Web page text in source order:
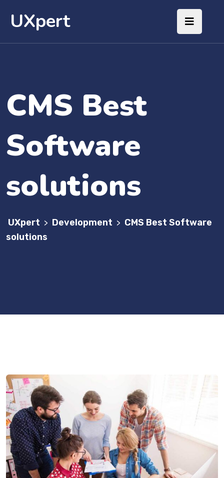
UXpert
CMS Best
Software
solutions
UXpert > Development > CMS Best Software
solutions